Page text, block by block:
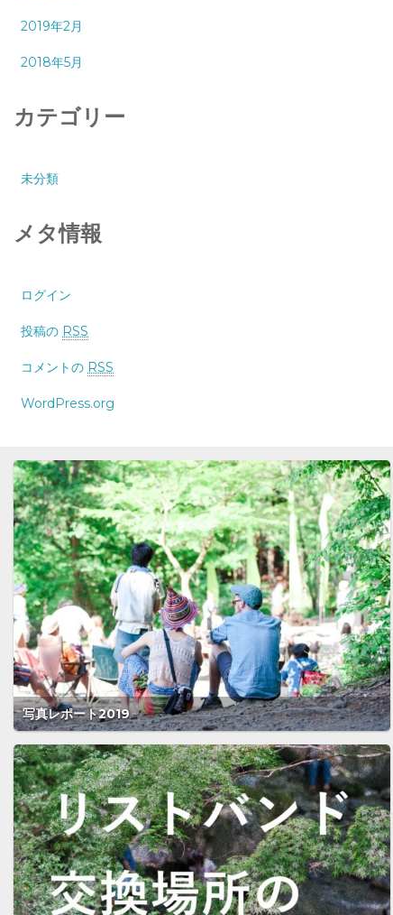
2019年2月
2018年5月
カテゴリー
未分類
メタ情報
ログイン
投稿の RSS
コメントの RSS
WordPress.org
写真レポート2019